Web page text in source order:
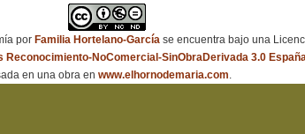
por Familia Hortelano-Garcíase encuentra bajo una
Reconocimiento-NoComercial-SinObraDerivada 3.0
en una obra en www.elhornodemaria.com.